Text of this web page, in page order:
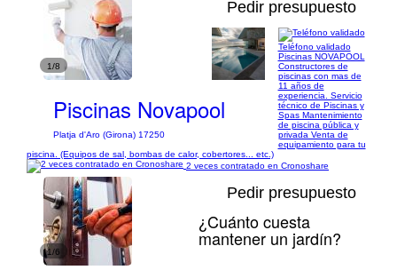
1/8
Pedir presupuesto
Piscinas Novapool
Platja d'Aro (Girona) 17250
Teléfono validado
Piscinas NOVAPOOL
Constructores de
piscinas con mas de
11 años de
experiencia. Servicio
técnico de Piscinas y
Spas Mantenimiento
de piscina pública y
privada Venta de
equipamiento para tu
piscina. (Equipos de sal, bombas de calor, cobertores... etc.)
2 veces contratado en Cronoshare
1/6
Pedir presupuesto
¿Cuánto cuesta
mantener un jardín?